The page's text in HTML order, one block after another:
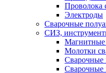
Проволока
Электроды
Сварочные
СИЗ,
Магнитные
Молотки
Сварочные
Сварочные